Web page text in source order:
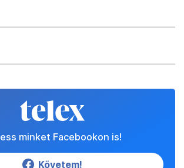
minket Facebookon is!
Követem!